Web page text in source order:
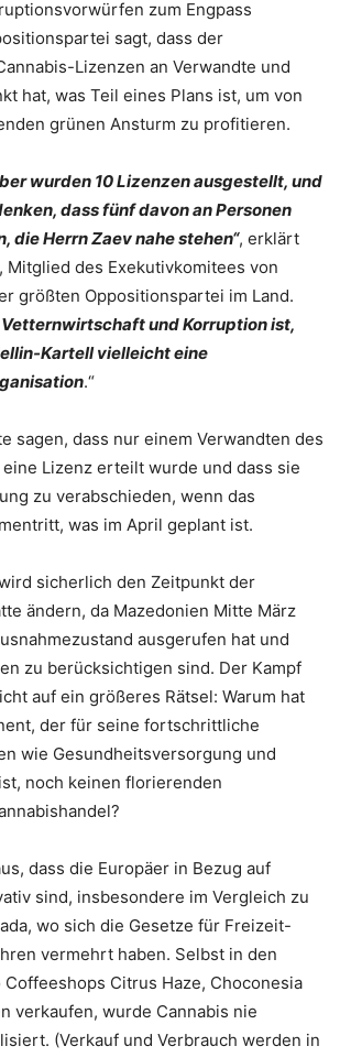
zum Engpass
sagt, dass der
Lizenzen an Verwandte und
hat, was Teil eines Plans ist, um von
grünen Ansturm zu profitieren.
wurden 10 Lizenzen ausgestellt, und
dass fünf davon an Personen
die Herrn Zaev nahe stehen“, erklärt
Mitglied des Exekutivkomitees von
größten Oppositionspartei im Land.
und Korruption ist,
Kartell vielleicht eine
.“
sagen, dass nur einem Verwandten des
Lizenz erteilt wurde und dass sie
zu verabschieden, wenn das
was im April geplant ist.
sicherlich den Zeitpunkt der
ändern, da Mazedonien Mitte März
ausgerufen hat und
zu berücksichtigen sind. Der Kampf
auf ein größeres Rätsel: Warum hat
der für seine fortschrittliche
wie Gesundheitsversorgung und
noch keinen florierenden
dass die Europäer in Bezug auf
sind, insbesondere im Vergleich zu
wo sich die Gesetze für Freizeit-
vermehrt haben. Selbst in den
Citrus Haze, Choconesia
verkaufen, wurde Cannabis nie
(Verkauf und Verbrauch werden in